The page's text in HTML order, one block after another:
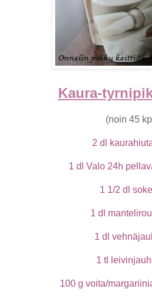
Kaura-
(noin 45
2 dl
1 dl Valo 24h
1 1/2 dl
1 dl
1 dl
1 tl
100 g voita/